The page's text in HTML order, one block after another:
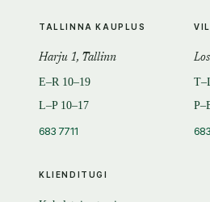
KLIENDITUGI
TALLINNA KAUPLUS
Harju 1, Tallinn
E–R 10–19
L–P 10–17
683 7711